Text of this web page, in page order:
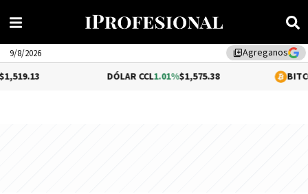
library_addAgreganos
9/8/2026
1.01%$1,575.38 0.48%